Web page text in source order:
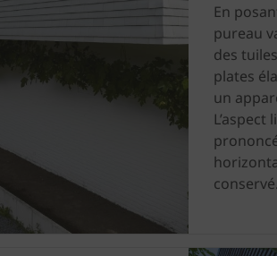
En
pureau
des
plates
un
conservé.